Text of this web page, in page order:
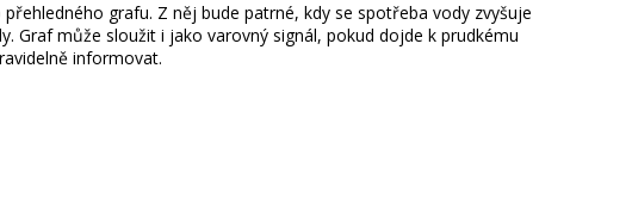
grafu. Z něj bude patrné, kdy se spotřeba vody zvyšuje
Graf může sloužit i jako varovný signál, pokud dojde k prudkému
informovat.